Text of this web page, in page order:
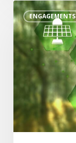
ENGAGEMENTS
Le
bilan
carbone